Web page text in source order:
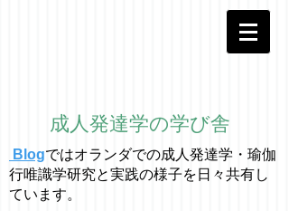
成人発達学の学び舎
Blogではオラ ンダでの成人発達学・ 瑜伽
行唯識学研究と実践の様子を日々共有し
ています。